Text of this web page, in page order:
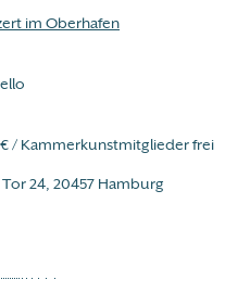
im Oberhafen
€ / Kammerkunstmitglieder frei
24, 20457 Hamburg